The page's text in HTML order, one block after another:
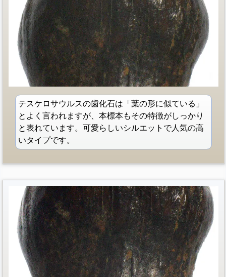
テスケロサウルスの歯化石は「葉の形に似ている」
とよく言われますが、本標本もその特徴がしっかり
と表れています。可愛らしいシルエットで人気の高
いタイプです。